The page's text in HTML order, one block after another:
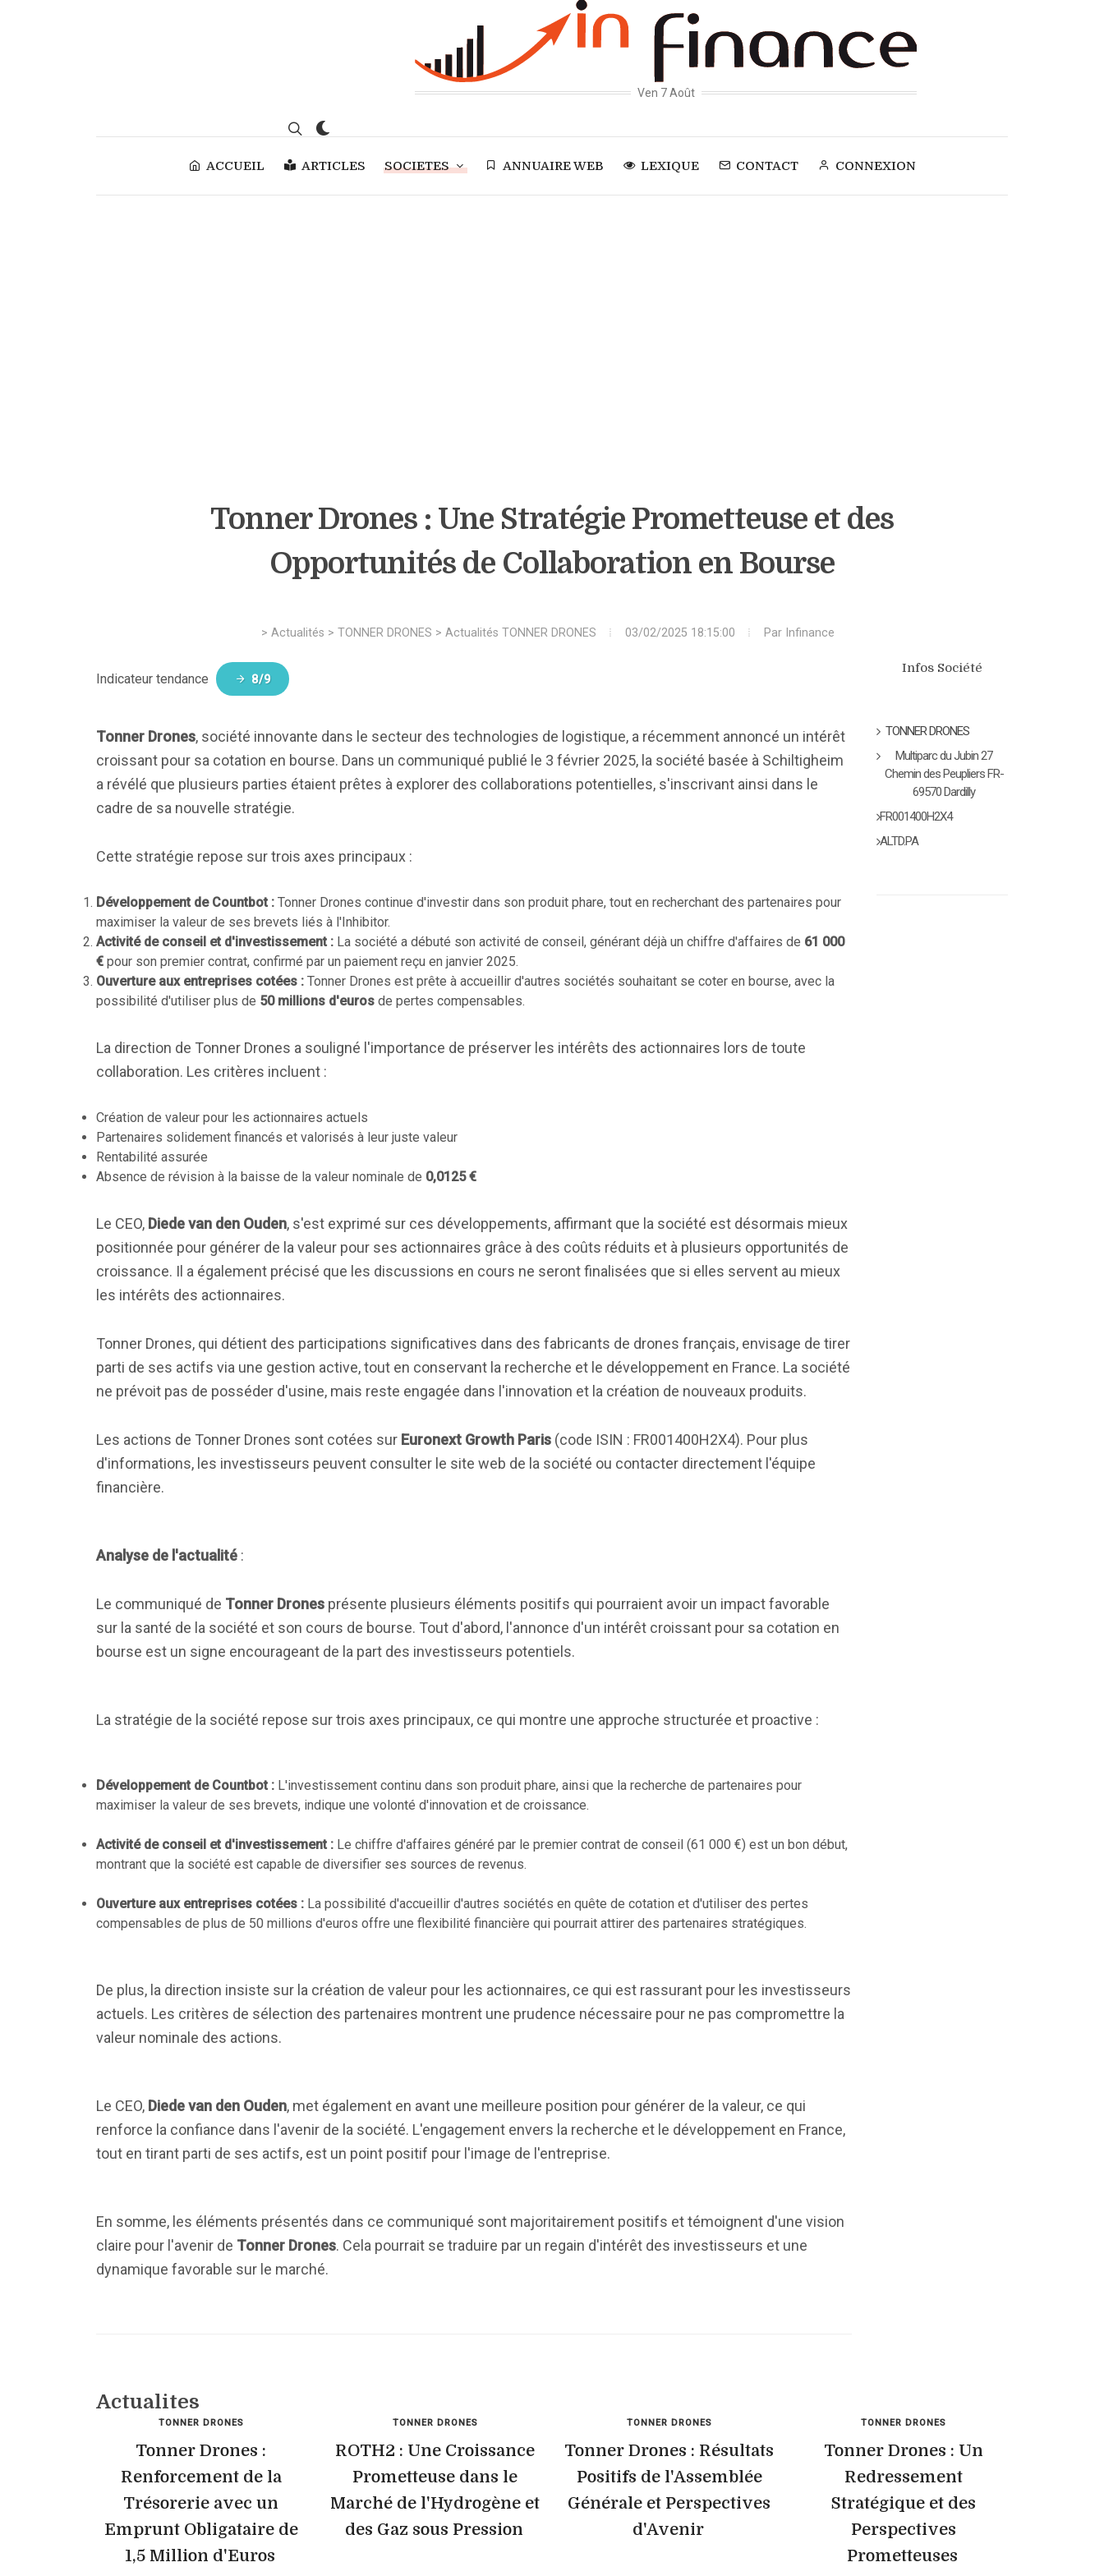
Ven 7 Août
ACCUEIL ARTICLES SOCIETES ANNUAIRE WEB LEXIQUE CONTACT CONNEXION
Tonner Drones : Une Stratégie Prometteuse et des
Opportunités de Collaboration en Bourse
> Actualités > TONNER DRONES > Actualités TONNER DRONES 03/02/2025 18:15:00 Par Infinance
Indicateur tendance 8/9
Tonner Drones, société innovante dans le secteur des technologies de logistique, a récemment annoncé un intérêt
croissant pour sa cotation en bourse. Dans un communiqué publié le 3 février 2025, la société basée à Schiltigheim
a révélé que plusieurs parties étaient prêtes à explorer des collaborations potentielles, s'inscrivant ainsi dans le
cadre de sa nouvelle stratégie.
Cette stratégie repose sur trois axes principaux :
Développement de Countbot : Tonner Drones continue d'investir dans son produit phare, tout en recherchant des partenaires pour
maximiser la valeur de ses brevets liés à l'Inhibitor.
Activité de conseil et d'investissement : La société a débuté son activité de conseil, générant déjà un chiffre d'affaires de 61 000
€ pour son premier contrat, confirmé par un paiement reçu en janvier 2025.
Ouverture aux entreprises cotées : Tonner Drones est prête à accueillir d'autres sociétés souhaitant se coter en bourse, avec la
possibilité d'utiliser plus de 50 millions d'euros de pertes compensables.
La direction de Tonner Drones a souligné l'importance de préserver les intérêts des actionnaires lors de toute
collaboration. Les critères incluent :
Création de valeur pour les actionnaires actuels
Partenaires solidement financés et valorisés à leur juste valeur
Rentabilité assurée
Absence de révision à la baisse de la valeur nominale de 0,0125 €
Le CEO, Diede van den Ouden, s'est exprimé sur ces développements, affirmant que la société est désormais mieux
positionnée pour générer de la valeur pour ses actionnaires grâce à des coûts réduits et à plusieurs opportunités de
croissance. Il a également précisé que les discussions en cours ne seront finalisées que si elles servent au mieux
les intérêts des actionnaires.
Tonner Drones, qui détient des participations significatives dans des fabricants de drones français, envisage de tirer
parti de ses actifs via une gestion active, tout en conservant la recherche et le développement en France. La société
ne prévoit pas de posséder d'usine, mais reste engagée dans l'innovation et la création de nouveaux produits.
Les actions de Tonner Drones sont cotées sur Euronext Growth Paris (code ISIN : FR001400H2X4). Pour plus
d'informations, les investisseurs peuvent consulter le site web de la société ou contacter directement l'équipe
financière.
Analyse de l'actualité :
Le communiqué de Tonner Drones présente plusieurs éléments positifs qui pourraient avoir un impact favorable
sur la santé de la société et son cours de bourse. Tout d'abord, l'annonce d'un intérêt croissant pour sa cotation en
bourse est un signe encourageant de la part des investisseurs potentiels.
La stratégie de la société repose sur trois axes principaux, ce qui montre une approche structurée et proactive :
Développement de Countbot : L'investissement continu dans son produit phare, ainsi que la recherche de partenaires pour
maximiser la valeur de ses brevets, indique une volonté d'innovation et de croissance.
Activité de conseil et d'investissement : Le chiffre d'affaires généré par le premier contrat de conseil (61 000 €) est un bon début,
montrant que la société est capable de diversifier ses sources de revenus.
Ouverture aux entreprises cotées : La possibilité d'accueillir d'autres sociétés en quête de cotation et d'utiliser des pertes
compensables de plus de 50 millions d'euros offre une flexibilité financière qui pourrait attirer des partenaires stratégiques.
De plus, la direction insiste sur la création de valeur pour les actionnaires, ce qui est rassurant pour les investisseurs
actuels. Les critères de sélection des partenaires montrent une prudence nécessaire pour ne pas compromettre la
valeur nominale des actions.
Le CEO, Diede van den Ouden, met également en avant une meilleure position pour générer de la valeur, ce qui
renforce la confiance dans l'avenir de la société. L'engagement envers la recherche et le développement en France,
tout en tirant parti de ses actifs, est un point positif pour l'image de l'entreprise.
En somme, les éléments présentés dans ce communiqué sont majoritairement positifs et témoignent d'une vision
claire pour l'avenir de Tonner Drones. Cela pourrait se traduire par un regain d'intérêt des investisseurs et une
dynamique favorable sur le marché.
Infos Société
TONNER DRONES
Multiparc du Jubin 27
Chemin des Peupliers FR-
69570 Dardilly
FR001400H2X4
ALTD.PA
Actualites
TONNER DRONES
Tonner Drones :
Renforcement de la
Trésorerie avec un
Emprunt Obligataire de
1,5 Million d'Euros
TONNER DRONES
ROTH2 : Une Croissance
Prometteuse dans le
Marché de l'Hydrogène et
des Gaz sous Pression
TONNER DRONES
Tonner Drones : Résultats
Positifs de l'Assemblée
Générale et Perspectives
d'Avenir
TONNER DRONES
Tonner Drones : Un
Redressement
Stratégique et des
Perspectives
Prometteuses